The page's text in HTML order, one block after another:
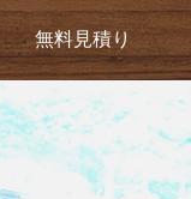
無料見積り